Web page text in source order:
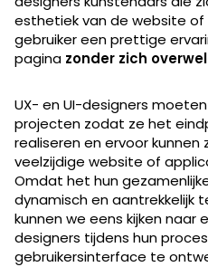
esthetiek van de website
gebruiker een prettige
pagina zonder zich
UX- en UI-designers
projecten zodat ze het
realiseren en ervoor
veelzijdige website of
Omdat het hun
dynamisch en aantrekkelijk
kunnen we eens kijken naar
designers tijdens hun
gebruikersinterface te